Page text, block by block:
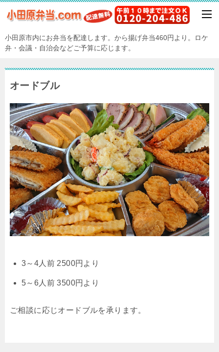
小田原市内にお弁当を配達します。から揚げ弁当460円より。ロケ
弁・会議・自治会などご予算に応じます。
オードブル
3～4人前 2500円より
5～6人前 3500円より
ご相談に応じオードブルを承ります。